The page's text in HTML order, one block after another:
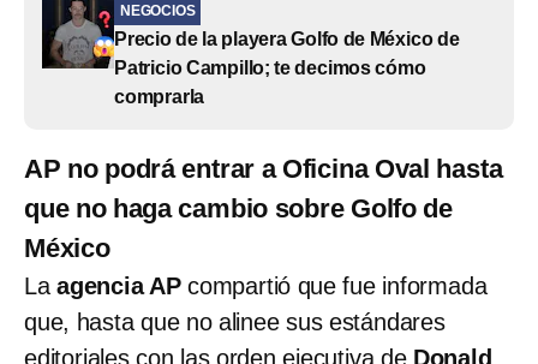
NEGOCIOS
Precio de la playera Golfo de México de
Patricio Campillo; te decimos cómo
comprarla
AP no podrá entrar a Oficina Oval hasta
que no haga cambio sobre Golfo de
México
La agencia APcompartió que fue informada
que, hasta que no alinee sus estándares
editoriales con las orden ejecutiva de Donald